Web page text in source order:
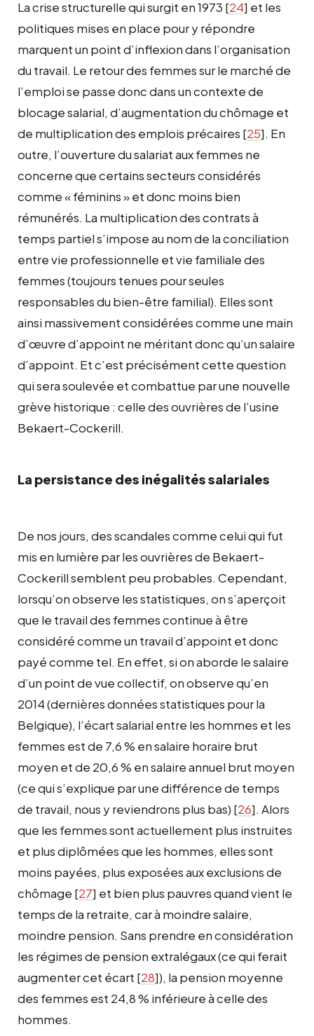
La crise structurelle qui surgit en 1973 [24] et les
politiques mises en place pour y répondre
marquent un point d’inflexion dans l’organisation
du travail. Le retour des femmes sur le marché de
l’emploi se passe donc dans un contexte de
blocage salarial, d’augmentation du chômage et
de multiplication des emplois précaires [25]. En
outre, l’ouverture du salariat aux femmes ne
concerne que certains secteurs considérés
comme « féminins » et donc moins bien
rémunérés. La multiplication des contrats à
temps partiel s’impose au nom de la conciliation
entre vie professionnelle et vie familiale des
femmes (toujours tenues pour seules
responsables du bien-être familial). Elles sont
ainsi massivement considérées comme une main
d’œuvre d’appoint ne méritant donc qu’un salaire
d’appoint. Et c’est précisément cette question
qui sera soulevée et combattue par une nouvelle
grève historique : celle des ouvrières de l’usine
Bekaert-Cockerill.
La persistance des inégalités salariales
De nos jours, des scandales comme celui qui fut
mis en lumière par les ouvrières de Bekaert-
Cockerill semblent peu probables. Cependant,
lorsqu’on observe les statistiques, on s’aperçoit
que le travail des femmes continue à être
considéré comme un travail d’appoint et donc
payé comme tel. En effet, si on aborde le salaire
d’un point de vue collectif, on observe qu’en
2014 (dernières données statistiques pour la
Belgique), l’écart salarial entre les hommes et les
femmes est de 7,6 % en salaire horaire brut
moyen et de 20,6 % en salaire annuel brut moyen
(ce qui s’explique par une différence de temps
de travail, nous y reviendrons plus bas) [26]. Alors
que les femmes sont actuellement plus instruites
et plus diplômées que les hommes, elles sont
moins payées, plus exposées aux exclusions de
chômage [27] et bien plus pauvres quand vient le
temps de la retraite, car à moindre salaire,
moindre pension. Sans prendre en considération
les régimes de pension extralégaux (ce qui ferait
augmenter cet écart [28]), la pension moyenne
des femmes est 24,8 % inférieure à celle des
hommes.